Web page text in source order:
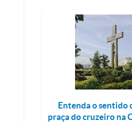
Entenda o sentido
praça do cruzeiro na